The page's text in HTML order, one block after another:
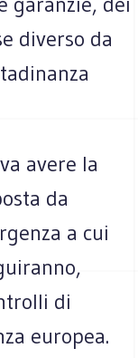
diverso da
avere la
da
a cui
di
europea.